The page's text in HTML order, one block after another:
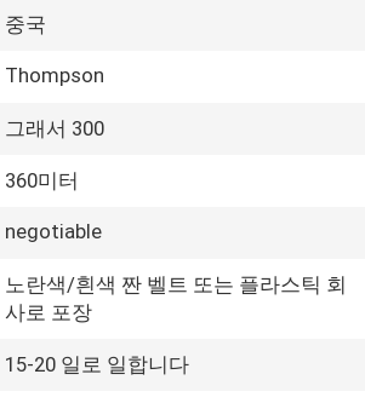
중국
Thompson
그래서 300
360미터
negotiable
노란색/흰색 짠 벨트 또는 플라스틱 회
사로 포장
15-20 일로 일합니다